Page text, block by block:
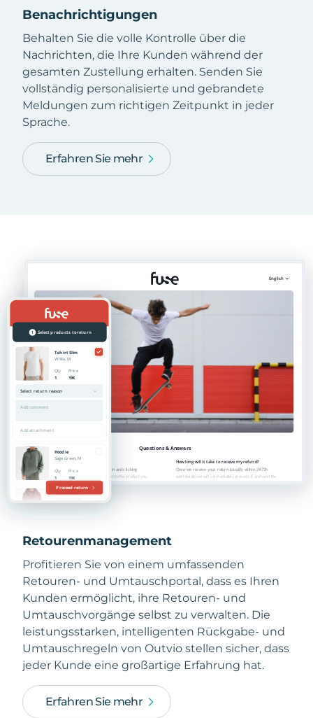
Benachrichtigungen
Behalten Sie die volle Kontrolle über die
Nachrichten, die Ihre Kunden während der
gesamten Zustellung erhalten. Senden Sie
vollständig personalisierte und gebrandete
Meldungen zum richtigen Zeitpunkt in jeder
Sprache.
Erfahren Sie mehr
Retourenmanagement
Profitieren Sie von einem umfassenden
Retouren- und Umtauschportal, dass es Ihren
Kunden ermöglicht, ihre Retouren- und
Umtauschvorgänge selbst zu verwalten. Die
leistungsstarken, intelligenten Rückgabe- und
Umtauschregeln von Outvio stellen sicher, dass
jeder Kunde eine großartige Erfahrung hat.
Erfahren Sie mehr